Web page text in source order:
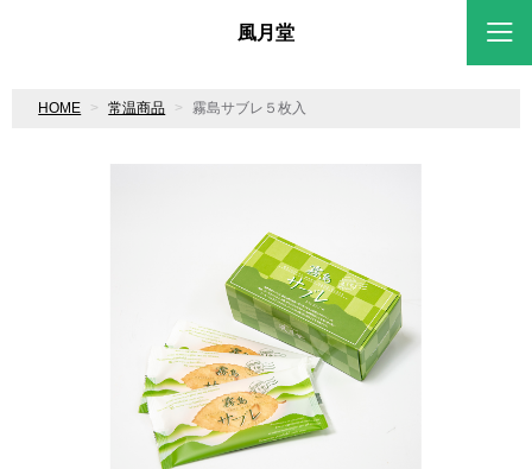
風月堂
HOME 常温商品 霧島サブレ５枚入